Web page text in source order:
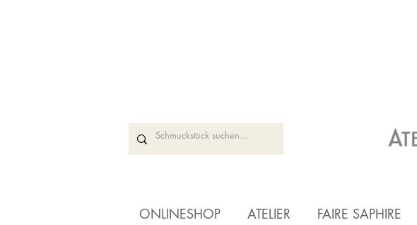
ONLINESHOP ATELIER FAIRE SAPHIRE